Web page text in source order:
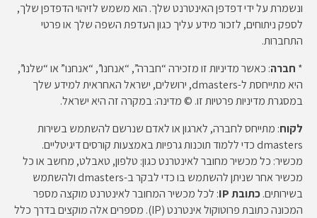
ונשמרת על ידי דפדפן האינטרנט שלך. הוא משמש לזיהוי הדפדפן שלך,
לספק ניתוחים, לזכור מידע עליך כגון העדפת השפה שלך או פרטי
התחברות.
* חברה: כאשר מדיניות זו מזכירה “חברה”, “אנחנו”, “אנחנו” או “שלנו”,
היא מתייחסת ל-dmasters, ירושלים, ישראל האחראית למידע שלך
במסגרת מדיניות פרטיות זו. © מדינה: במקרה זה היא ישראל.
לקוח: מתייחס לחברה, לארגון או לאדם שנרשם להשתמש בשירות
dmasters כדי ללמוד תוכנות גרפיות באמצעות קורסים דיגיטליים.
מכשיר: כל מכשיר מחובר לאינטרנט כגון: טלפון, טאבלט, מחשב או כל
מכשיר אחר שניתן להשתמש בו כדי לבקר ב-dmasters ולהשתמש
בשירותים.כתובת IP
: לכל מכשיר המחובר לאינטרנט מוקצה מספר
המכונה כתובת פרוטוקול אינטרנט (IP). מספרים אלה מוקצים בדרך כלל